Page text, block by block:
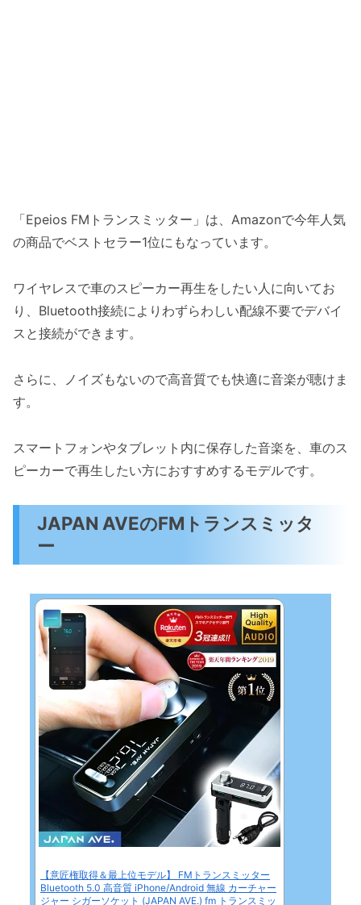
「Epeios FMトランスミッター」は、Amazonで今年人気
の商品でベストセラー1位にもなっています。
ワイヤレスで車のスピーカー再生をしたい人に向いてお
り、Bluetooth接続によりわずらわしい配線不要でデバイ
スと接続ができます。
さらに、ノイズもないので高音質でも快適に音楽が聴けま
す。
スマートフォンやタブレット内に保存した音楽を、車のス
ピーカーで再生したい方におすすめするモデルです。
JAPAN AVEのFMトランスミッタ
ー
【意匠権取得＆最上位モデル】 FMトランスミッター
Bluetooth 5.0 高音質 iPhone/Android 無線 カーチャー
ジャー シガーソケット (JAPAN AVE.) fm トランスミッ